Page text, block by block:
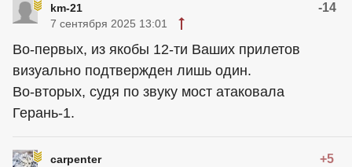
km-21 -14
7 сентября 2025 13:01
Во-первых, из якобы 12-ти Ваших прилетов
визуально подтвержден лишь один.
Во-вторых, судя по звуку мост атаковала
Герань-1.
carpenter +5